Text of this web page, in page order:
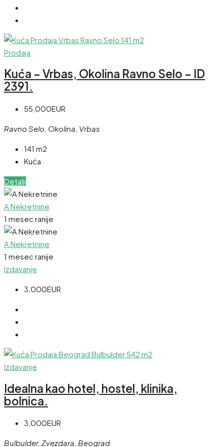
Prodaja
Kuća – Vrbas, Okolina Ravno Selo – ID
2391.
55,000EUR
Ravno Selo, Okolina, Vrbas
141 m2
Kuća
Detalji
A Nekretnine
1 mesec ranije
A Nekretnine
1 mesec ranije
Izdavanje
3,000EUR
Izdavanje
Idealna kao hotel, hostel, klinika,
bolnica.
3,000EUR
Bulbulder, Zvezdara, Beograd